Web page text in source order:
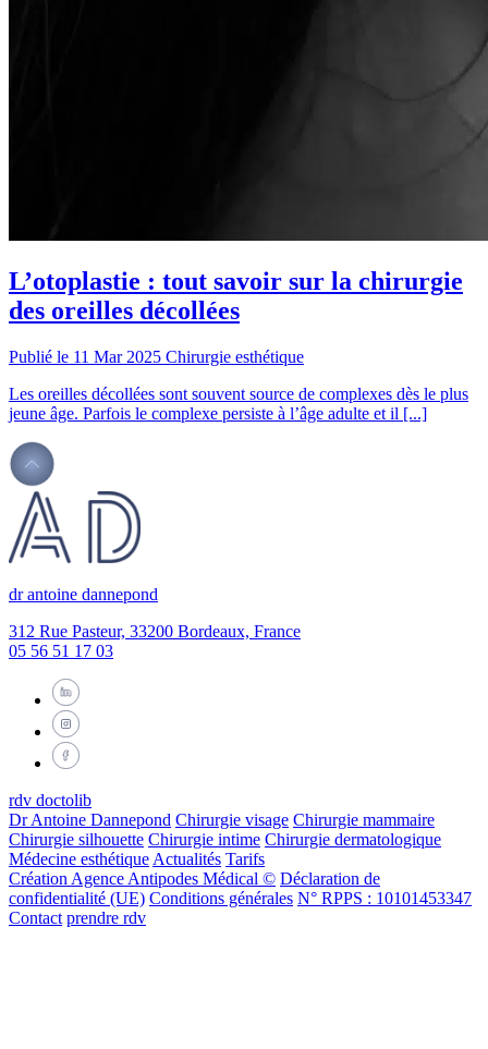
L’otoplastie : tout savoir sur la chirurgie
des oreilles décollées
Publié le 11 Mar 2025 Chirurgie esthétique
Les oreilles décollées sont souvent source de complexes dès le plus
jeune âge. Parfois le complexe persiste à l’âge adulte et il [...]
dr antoine dannepond
312 Rue Pasteur, 33200 Bordeaux, France
05 56 51 17 03
rdv doctolib
Dr Antoine Dannepond Chirurgie visage Chirurgie mammaire
Chirurgie silhouette Chirurgie intime Chirurgie dermatologique
Médecine esthétique Actualités Tarifs
Création Agence Antipodes Médical © Déclaration de
confidentialité (UE) Conditions générales N° RPPS : 10101453347
Contact prendre rdv